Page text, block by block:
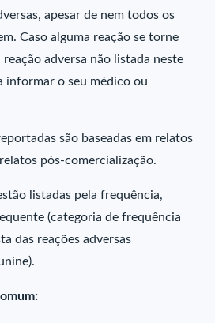
apesar de nem todos os
Caso alguma reação se torne
adversa não listada neste
informar o seu médico ou
são baseadas em relatos
pós-comercialização.
listadas pela frequência,
(categoria de frequência
das reações adversas